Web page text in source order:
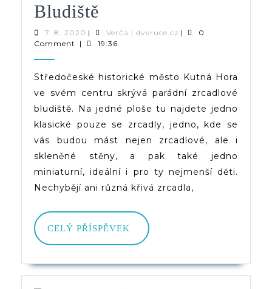
Bludiště
Hora
Zrcadlové
Bludiště
7. 8. 2020 7.
8.
| Verča | dveruce.cz Verča
|
0
Comment
| 19:36
Středočeské historické město Kutná Hora
ve svém centru skrývá parádní zrcadlové
bludiště. Na jedné ploše tu najdete jedno
klasické pouze se zrcadly, jedno, kde se
vás budou mást nejen zrcadlové, ale i
skleněné stěny, a pak také jedno
miniaturní, ideální i pro ty nejmenší děti.
Nechybějí ani různá křivá zrcadla,
CELÝ PŘÍSPĚVEK
CELÝ
PŘÍSPĚVEK